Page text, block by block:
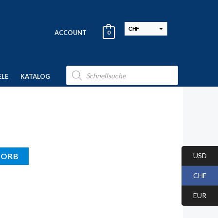
ACCOUNT 0
CHF
KATALOG
Products
search
USD
CHF
EUR